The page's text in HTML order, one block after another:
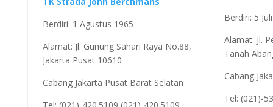
Berdiri: 1 Agustus 1965
Alamat: Jl. Gunung Sahari Raya No.88,
Jakarta Pusat 10610
Cabang Jakarta Pusat Barat Selatan
Berdiri: 5
Alamat: Jl.
Tanah
Cabang
Tel: (021)-